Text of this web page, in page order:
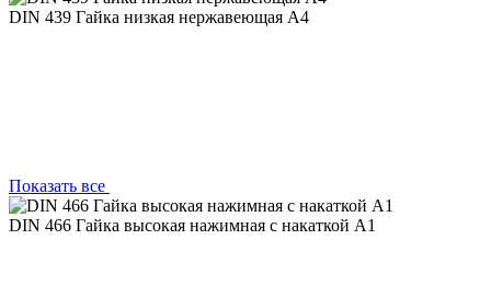
DIN 439 Гайка низкая нержавеющая A4
Показать все
DIN 466 Гайка высокая нажимная с накаткой A1